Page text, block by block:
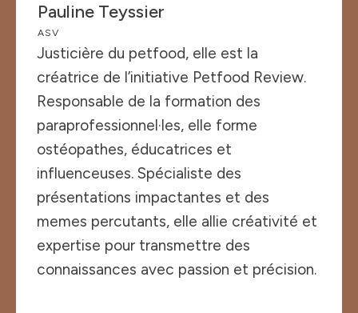
Pauline Teyssier
ASV
Justicière du petfood, elle est la
créatrice de l’initiative Petfood Review.
Responsable de la formation des
paraprofessionnel·les, elle forme
ostéopathes, éducatrices et
influenceuses. Spécialiste des
présentations impactantes et des
memes percutants, elle allie créativité et
expertise pour transmettre des
connaissances avec passion et précision.